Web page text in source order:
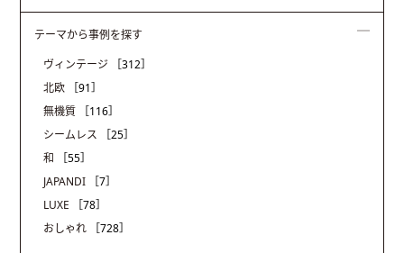
テーマから事例を探す
ヴィンテージ
［312］
北欧
［91］
無機質
［116］
シームレス
［25］
和
［55］
JAPANDI
［7］
LUXE
［78］
おしゃれ
［728］